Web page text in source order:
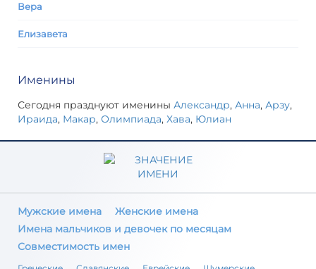
Вера
Елизавета
Именины
Сегодня празднуют именины Александр, Анна, Арзу,
Ираида, Макар, Олимпиада, Хава, Юлиан
Мужские имена
Женские имена
Имена мальчиков и девочек по месяцам
Совместимость имен